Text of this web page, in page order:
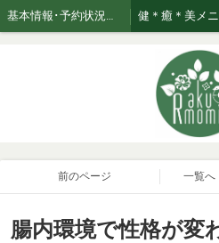
基本情報･予約状況・ページのご案内 健＊癒＊美メ
ご案内 セラ
前のページ 一覧へ
腸内環境で性格が変